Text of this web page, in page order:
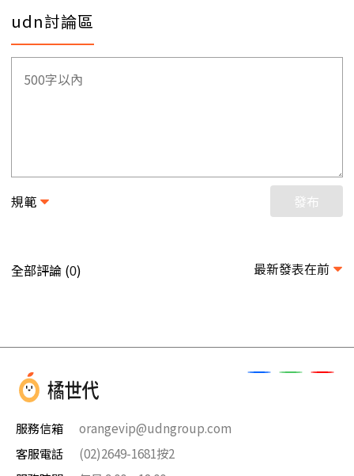
udn討論區
規範 發布
全部評論 (0) 最新發表在前
服務信箱
orangevip@udngroup.com
客服電話
(02)2649-1681按2